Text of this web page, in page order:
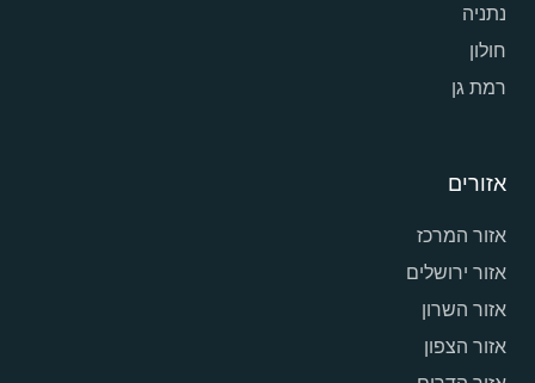
נתניה
חולון
רמת גן
אזורים
אזור המרכז
אזור ירושלים
אזור השרון
אזור הצפון